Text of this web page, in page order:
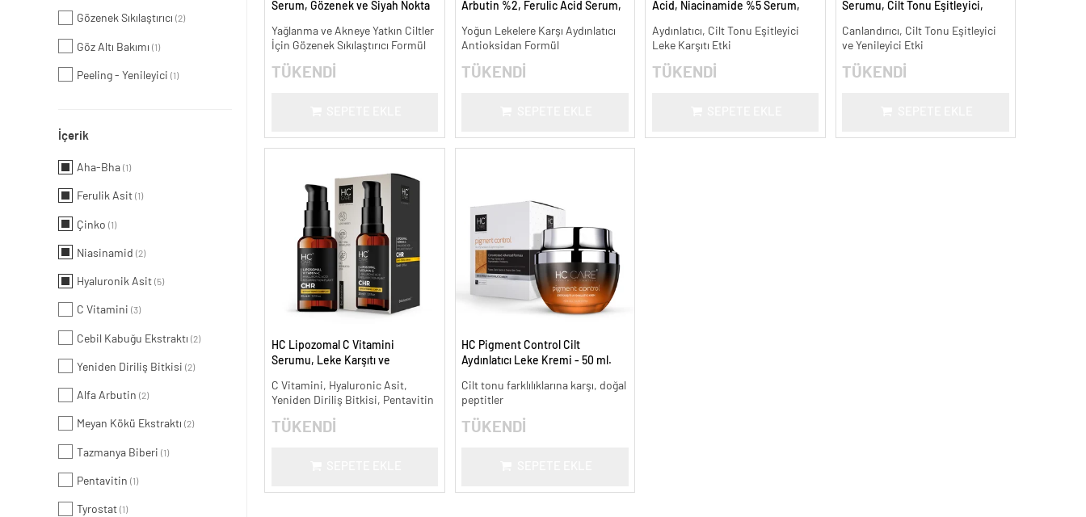
Gözenek Sıkılaştırıcı (2)
Göz Altı Bakımı (1)
Peeling - Yenileyici (1)
İçerik
Aha-Bha (1)
Ferulik Asit (1)
Çinko (1)
Niasinamid (2)
Hyaluronik Asit (5)
C Vitamini (3)
Cebil Kabuğu Ekstraktı (2)
Yeniden Diriliş Bitkisi (2)
Alfa Arbutin (2)
Meyan Kökü Ekstraktı (2)
Tazmanya Biberi (1)
Pentavitin (1)
Tyrostat (1)
Serum, Gözenek ve Siyah Nokta
- 30 ml.
Yağlanma ve Akneye Yatkın Ciltler
İçin Gözenek Sıkılaştırıcı Formül
TÜKENDİ
Arbutin %2, Ferulic Acid Serum,
ml.
Yoğun Lekelere Karşı Aydınlatıcı
Antioksidan Formül
TÜKENDİ
Acid, Niacinamide %5 Serum,
Aydınlatıcı, Cilt Tonu Eşitleyici
Leke Karşıtı Etki
TÜKENDİ
Serumu, Cilt Tonu Eşitleyici,
Canlandırıcı, Cilt Tonu Eşitleyici
ve Yenileyici Etki
TÜKENDİ
HC Lipozomal C Vitamini
Serumu, Leke Karşıtı ve
C Vitamini, Hyaluronic Asit,
Yeniden Diriliş Bitkisi, Pentavitin
TÜKENDİ
HC Pigment Control Cilt
Aydınlatıcı Leke Kremi - 50 ml.
Cilt tonu farklılıklarına karşı, doğal
peptitler
TÜKENDİ